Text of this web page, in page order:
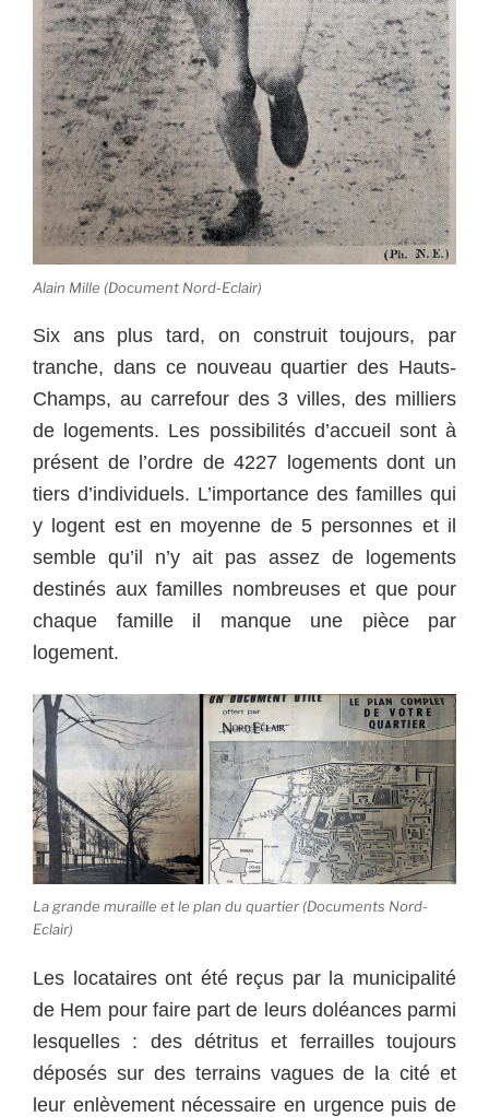
Alain Mille (Document Nord-Eclair)
Six ans plus tard, on construit toujours, par
tranche, dans ce nouveau quartier des Hauts-
Champs, au carrefour des 3 villes, des milliers
de logements. Les possibilités d’accueil sont à
présent de l’ordre de 4227 logements dont un
tiers d’individuels. L’importance des familles qui
y logent est en moyenne de 5 personnes et il
semble qu’il n’y ait pas assez de logements
destinés aux familles nombreuses et que pour
chaque famille il manque une pièce par
logement.
La grande muraille et le plan du quartier (Documents Nord-
Eclair)
Les locataires ont été reçus par la municipalité
de Hem pour faire part de leurs doléances parmi
lesquelles : des détritus et ferrailles toujours
déposés sur des terrains vagues de la cité et
leur enlèvement nécessaire en urgence puis de